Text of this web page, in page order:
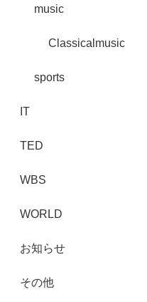
music
Classicalmusic
sports
IT
TED
WBS
WORLD
お知らせ
その他